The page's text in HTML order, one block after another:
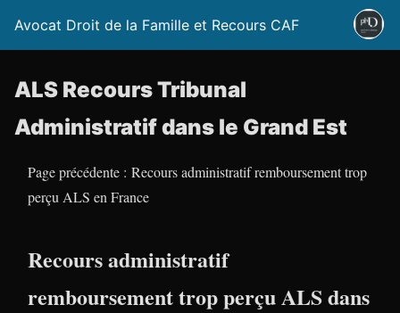
Avocat Droit de la Famille et Recours CAF
ALS Recours Tribunal
Administratif dans le Grand Est
Page précédente : Recours administratif remboursement trop
perçu ALS en France
Recours administratif
remboursement trop perçu ALS dans